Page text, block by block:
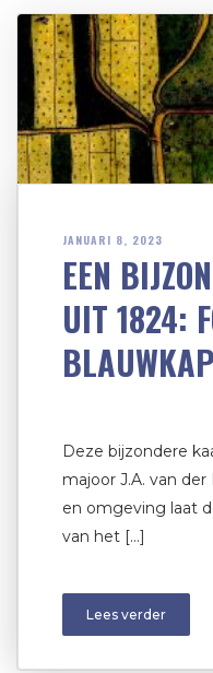
JANUARI 8, 2023
EEN
UIT 1824:
Deze bijzondere
majoor J.A. van
en omgeving laat
van het […]
Lees verder